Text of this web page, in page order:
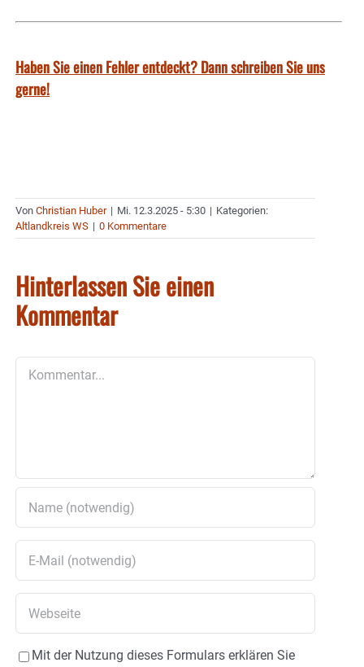
Haben Sie einen Fehler entdeckt? Dann schreiben Sie uns
gerne!
Von Christian Huber | Mi. 12.3.2025 - 5:30 | Kategorien:
Altlandkreis WS | 0 Kommentare
Hinterlassen Sie einen
Kommentar
Mit der Nutzung dieses Formulars erklären Sie